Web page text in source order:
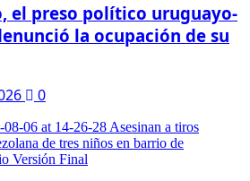
el preso político uruguayo-
la ocupación de su
0